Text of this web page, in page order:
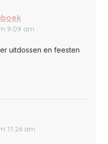
9:09 am
uitdossen en feesten
11:26 am